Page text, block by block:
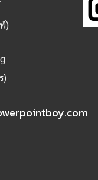
)
)